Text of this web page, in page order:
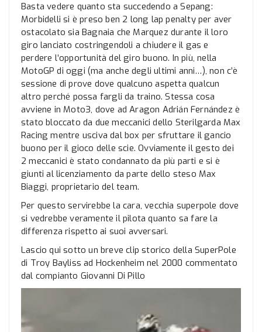
Basta vedere quanto sta succedendo a Sepang:
Morbidelli si è preso ben 2 long lap penalty per aver
ostacolato sia Bagnaia che Marquez durante il loro
giro lanciato costringendoli a chiudere il gas e
perdere l’opportunità del giro buono. In più, nella
MotoGP di oggi (ma anche degli ultimi anni…), non c’è
sessione di prove dove qualcuno aspetta qualcun
altro perché possa fargli da traino. Stessa cosa
avviene in Moto3, dove ad Aragon Adrián Fernández è
stato bloccato da due meccanici dello Sterilgarda Max
Racing mentre usciva dal box per sfruttare il gancio
buono per il gioco delle scie. Ovviamente il gesto dei
2 meccanici è stato condannato da più parti e si è
giunti al licenziamento da parte dello steso Max
Biaggi, proprietario del team.
Per questo servirebbe la cara, vecchia superpole dove
si vedrebbe veramente il pilota quanto sa fare la
differenza rispetto ai suoi avversari.
Lascio qui sotto un breve clip storico della SuperPole
di Troy Bayliss ad Hockenheim nel 2000 commentato
dal compianto Giovanni Di Pillo